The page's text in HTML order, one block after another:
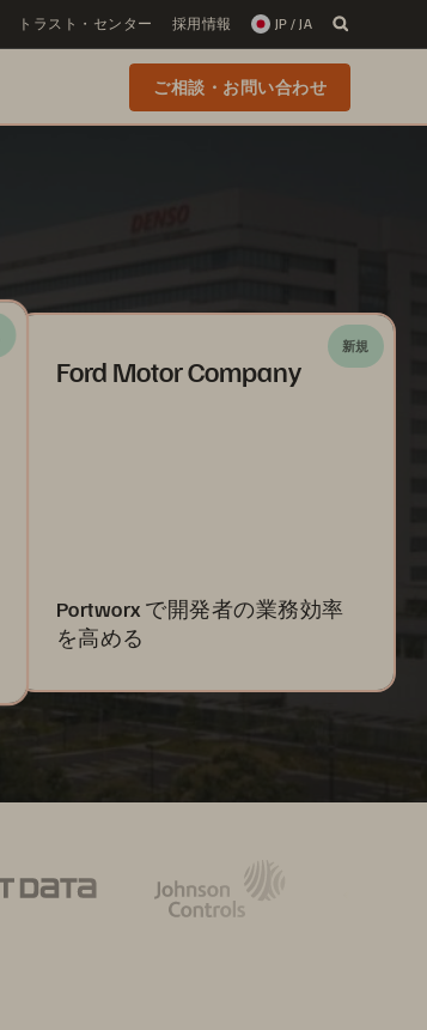
トラスト・センター 採用情報 JP / JA
ご相談・お問い合わせ
新規
Ford Motor Company
Portworx で開発者の業務効率
を高める